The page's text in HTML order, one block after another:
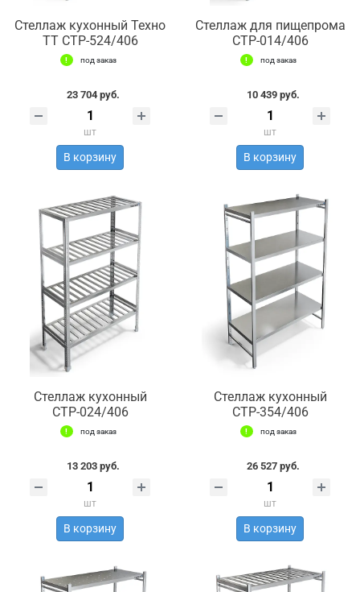
Стеллаж кухонный Техно
ТТ СТР-524/406
под заказ
23 704 руб.
шт
В корзину
Стеллаж для пищепрома
СТР-014/406
под заказ
10 439 руб.
шт
В корзину
Стеллаж кухонный
СТР-024/406
под заказ
13 203 руб.
шт
В корзину
Стеллаж кухонный
СТР-354/406
под заказ
26 527 руб.
шт
В корзину